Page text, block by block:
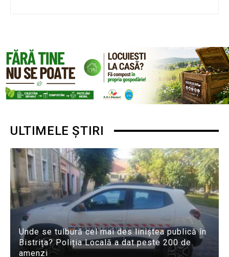
ULTIMELE ȘTIRI
Unde se tulbură cel mai des liniștea publică în
Bistrița? Poliția Locală a dat peste 200 de
amenzi